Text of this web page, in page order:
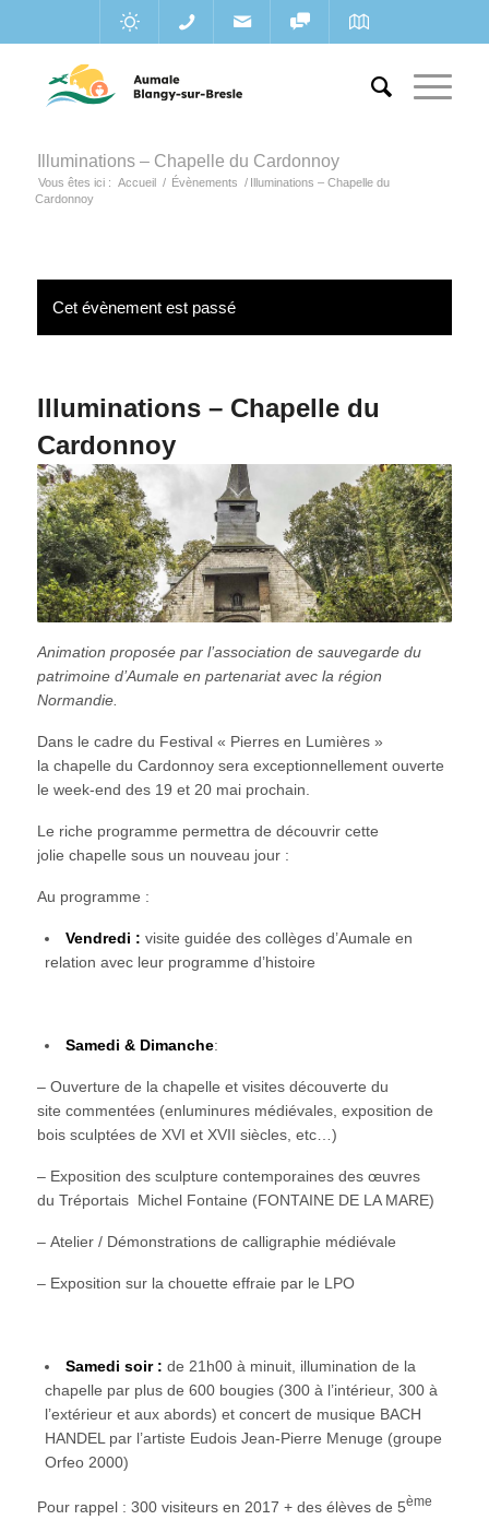
Illuminations – Chapelle du Cardonnoy
Vous êtes ici : Accueil / Évènements / Illuminations – Chapelle du
Cardonnoy
Cet évènement est passé
Illuminations – Chapelle du
Cardonnoy
Animation proposée par l’association de sauvegarde du
patrimoine d’Aumale en partenariat avec la région
Normandie.
Dans le cadre du Festival « Pierres en Lumières »
la chapelle du Cardonnoy sera exceptionnellement ouverte
le week-end des 19 et 20 mai prochain.
Le riche programme permettra de découvrir cette
jolie chapelle sous un nouveau jour :
Au programme :
Vendredi : visite guidée des collèges d’Aumale en
relation avec leur programme d’histoire
Samedi & Dimanche:
– Ouverture de la chapelle et visites découverte du
site commentées (enluminures médiévales, exposition de
bois sculptées de XVI et XVII siècles, etc…)
– Exposition des sculpture contemporaines des œuvres
du Tréportais Michel Fontaine (FONTAINE DE LA MARE)
– Atelier / Démonstrations de calligraphie médiévale
– Exposition sur la chouette effraie par le LPO
Samedi soir : de 21h00 à minuit, illumination de la
chapelle par plus de 600 bougies (300 à l’intérieur, 300 à
l’extérieur et aux abords) et concert de musique BACH
HANDEL par l’artiste Eudois Jean-Pierre Menuge (groupe
Orfeo 2000)
Pour rappel : 300 visiteurs en 2017 + des élèves de 5ème